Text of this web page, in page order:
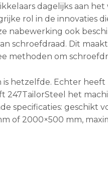
dagelijks aan
rol in de innovaties
nabewerking ook
schroefdraad. Dit
methoden om
hetzelfde. Echter
247TailorSteel het
specificaties: geschikt
of 2000×500 mm,